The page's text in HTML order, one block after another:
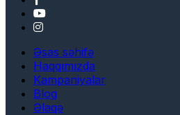
Əsas səhifə
Haqqımızda
Kampaniyalar
Blog
Əlaqə